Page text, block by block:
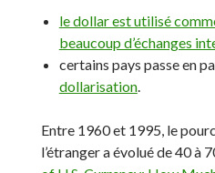
le dollar est utilisé
beaucoup d’échanges
certains pays passe en
dollarisation.
Entre 1960 et 1995, le
l’étranger a évolué de 40 à